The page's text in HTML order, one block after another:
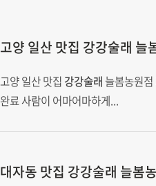
고양 일산 맛집 강강술래 늘
고양 일산 맛집 강강술래늘봄농원
완료 사람이 어마어마하게...
대자동 맛집 강강술래 늘봄